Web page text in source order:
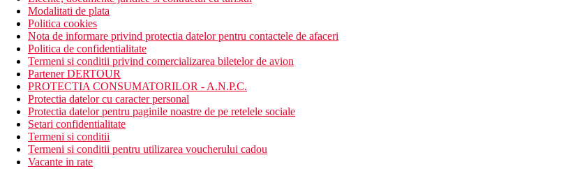
Modalitati de plata
Politica cookies
Nota de informare privind protectia datelor pentru contactele de afaceri
Politica de confidentialitate
Termeni si conditii privind comercializarea biletelor de avion
Partener DERTOUR
PROTECTIA CONSUMATORILOR - A.N.P.C.
Protectia datelor cu caracter personal
Protectia datelor pentru paginile noastre de pe retelele sociale
Setari confidentialitate
Termeni si conditii
Termeni si conditii pentru utilizarea voucherului cadou
Vacante in rate